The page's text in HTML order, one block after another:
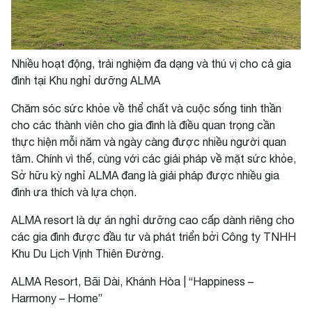
Nhiều hoạt động, trải nghiệm đa dạng và thú vị cho cả gia
đình tại Khu nghỉ dưỡng ALMA
Chăm sóc sức khỏe về thể chất và cuộc sống tinh thần
cho các thành viên cho gia đình là điều quan trọng cần
thực hiện mỗi năm và ngày càng được nhiều người quan
tâm. Chính vì thế, cùng với các giải pháp về mặt sức khỏe,
Sở hữu kỳ nghỉ ALMA đang là giải pháp được nhiều gia
đình ưa thích và lựa chọn.
ALMA resort là dự án nghỉ dưỡng cao cấp dành riêng cho
các gia đình được đầu tư và phát triển bởi Công ty TNHH
Khu Du Lịch Vịnh Thiên Đường.
ALMA Resort, Bãi Dài, Khánh Hòa | “Happiness –
Harmony – Home”